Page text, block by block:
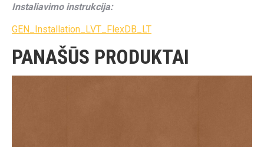
Instaliavimo instrukcija:
GEN_Installation_LVT_FlexDB_LT
PANAŠŪS PRODUKTAI